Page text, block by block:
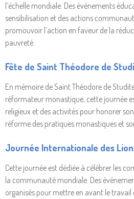
l’échelle mondiale. Des événements
sensibilisation et des actions
promouvoir l’action en faveur de la
pauvreté.
Fête de Saint Théodore de
En mémoire de Saint Théodore de
réformateur monastique, cette journée
religieux et des activités pour honorer
réforme des pratiques monastiques et
Journée Internationale des
Cette journée est dédiée à célébrer les
la communauté mondiale. Des
organisés pour mettre en avant le travail